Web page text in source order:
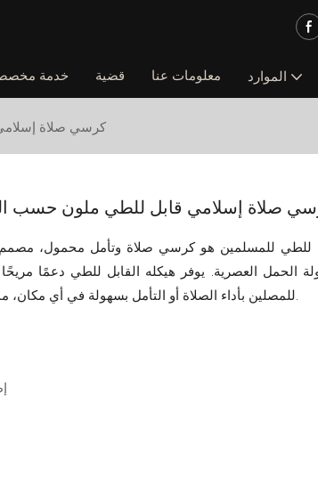
خدمة قضية معلومات عنا الموارد
كرسي صلاة
صلاة إسلامي قابل للطي ملون حسب
للطي للمسلمين هو كرسي صلاة وتأمل محمول،
الحمل العصرية. يوفر هيكله القابل للطي دعمًا
للمصلين بأداء الصلاة أو التأمل بسهولة في أي مكان، مما يجعله أداة عملية للحياة الدينية اليومية.